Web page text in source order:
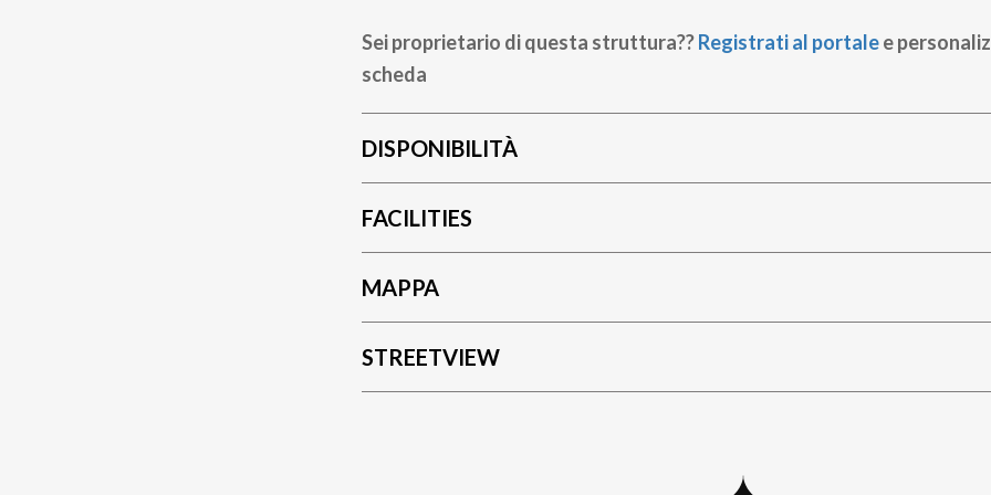
Sei proprietario di questa struttura??Registrati al portalee
scheda
DISPONIBILITÀ
FACILITIES
MAPPA
STREETVIEW